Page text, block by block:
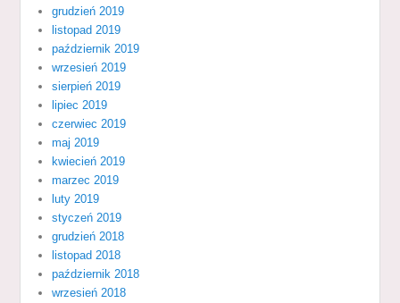
grudzień 2019
listopad 2019
październik 2019
wrzesień 2019
sierpień 2019
lipiec 2019
czerwiec 2019
maj 2019
kwiecień 2019
marzec 2019
luty 2019
styczeń 2019
grudzień 2018
listopad 2018
październik 2018
wrzesień 2018